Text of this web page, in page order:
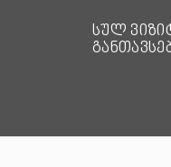
სულ